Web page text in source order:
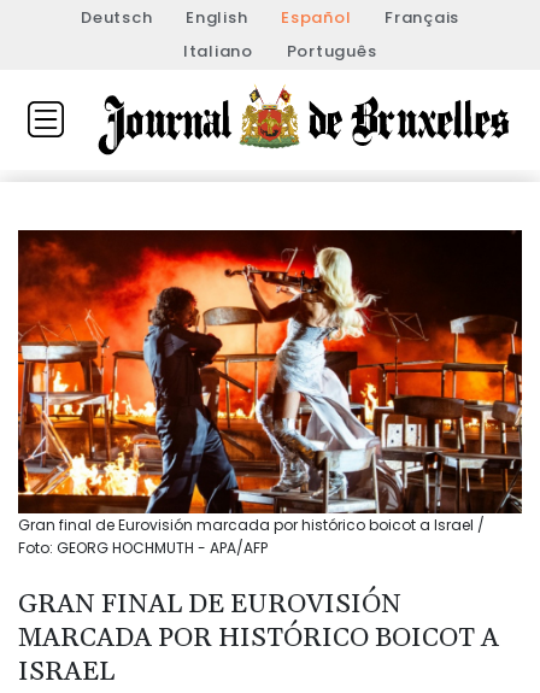
Deutsch English Español
Français
Italiano
Português
Gran final de Eurovisión marcada por histórico boicot a Israel /
Foto: GEORG HOCHMUTH - APA/AFP
GRAN FINAL DE EUROVISIÓN
MARCADA POR HISTÓRICO BOICOT A
ISRAEL